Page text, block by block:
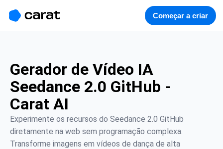
Começar a criar
Gerador de Vídeo IA
Seedance 2.0 GitHub -
Carat AI
Experimente os recursos do Seedance 2.0 GitHub
diretamente na web sem programação complexa.
Transforme imagens em vídeos de dança de alta